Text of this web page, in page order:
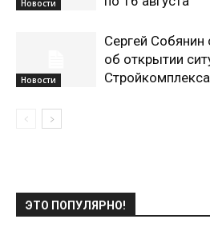
Новости
Новости
Сергей
об открытии
ЭТО ПОПУЛЯРНО!